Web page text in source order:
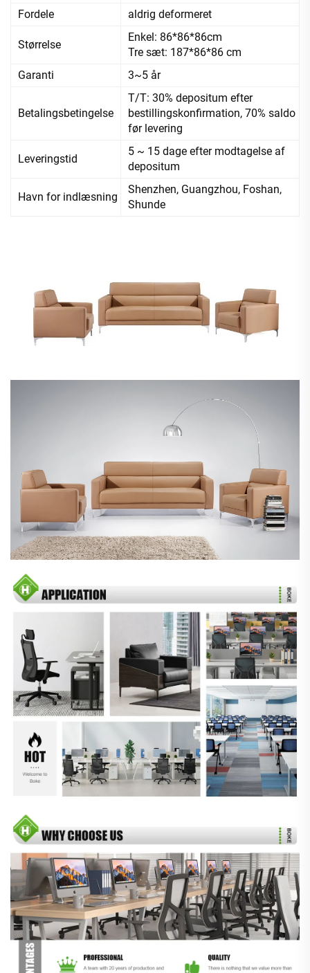
Fordele
aldrig deformeret
Størrelse
Enkel: 86*86*86cm
Tre sæt: 187*86*86 cm
Garanti
3~5 år
Betalingsbetingelse
T/T: 30% depositum efter
bestillingskonfirmation, 70% saldo
før levering
Leveringstid
5 ~ 15 dage efter modtagelse af
depositum
Havn for indlæsning
Shenzhen, Guangzhou, Foshan,
Shunde